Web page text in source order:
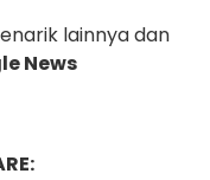
lainnya dan
News